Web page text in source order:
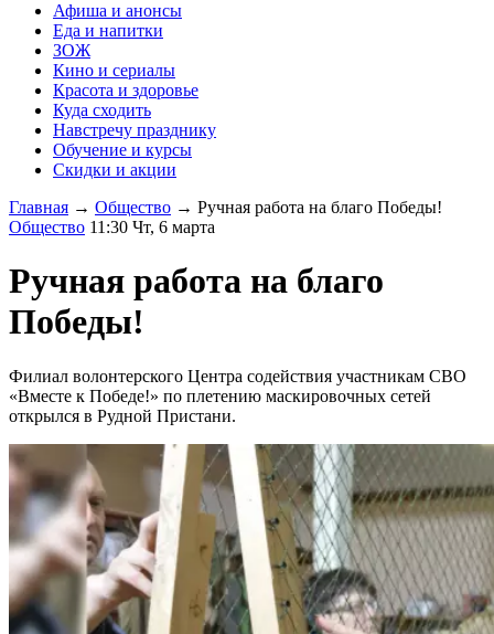
Афиша и анонсы
Еда и напитки
ЗОЖ
Кино и сериалы
Красота и здоровье
Куда сходить
Навстречу празднику
Обучение и курсы
Скидки и акции
Главная → Общество → Ручная работа на благо Победы!
Общество 11:30 Чт, 6 марта
Ручная работа на благо
Победы!
Филиал волонтерского Центра содействия участникам СВО
«Вместе к Победе!» по плетению маскировочных сетей
открылся в Рудной Пристани.